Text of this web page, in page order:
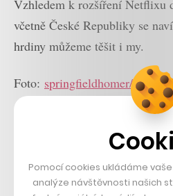
Vzhledem k rozšíření Netflixu
včetně České Republiky se
hrdiny můžeme těšit i my.
Foto: springfieldhomer/Flickr
Pomocí cookies ukládáme
analýze návštěvnosti našich